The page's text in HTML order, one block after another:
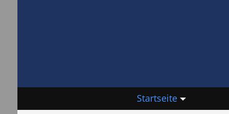
Startseite